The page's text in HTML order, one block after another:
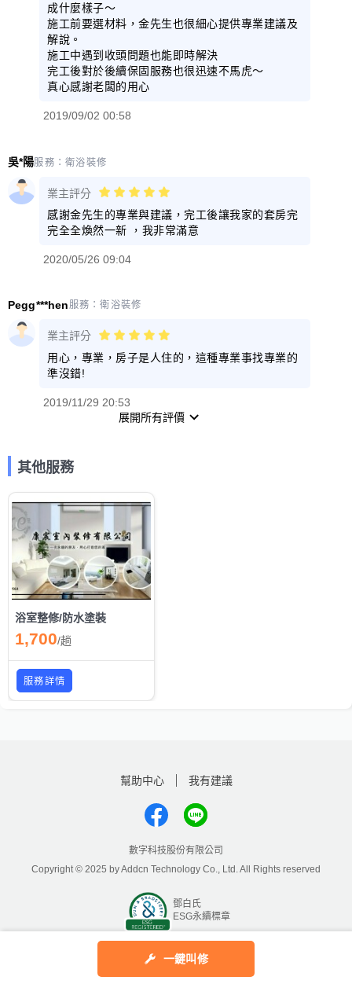
一鍵叫修
成什麼樣子～
施工前要選材料，金先生也很細心提供專業建議及
解說。
施工中遇到收頭問題也能即時解決
完工後對於後續保固服務也很迅速不馬虎～
真心感謝老闆的用心
2019/09/02 00:58
吳*陽服務：衛浴裝修
業主評分
感謝金先生的專業與建議，完工後讓我家的套房完
完全全煥然一新 ，我非常滿意
2020/05/26 09:04
Pegg***hen服務：衛浴裝修
業主評分
用心，專業，房子是人住的，這種專業事找專業的
準沒錯!
2019/11/29 20:53
展開所有評價
其他服務
浴室整修/防水塗裝
1,700/趟
服務詳情
幫助中心 我有建議
數字科技股份有限公司
Copyright © 2025 by Addcn Technology Co., Ltd. All Rights reserved
鄧白氏
ESG永續標章